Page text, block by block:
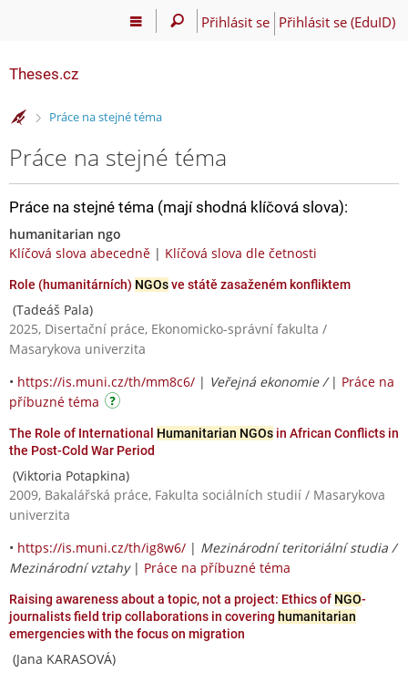
Přihlásit se Přihlásit se (EduID)
Theses.cz
>Práce na stejné téma
Práce na stejné téma
Práce na stejné téma (mají shodná klíčová slova):
humanitarian ngo
Klíčová slova abecedně | Klíčová slova dle četnosti
Role (humanitárních) NGOsve státě zasaženém konfliktem
(Tadeáš Pala)
2025, Disertační práce, Ekonomicko-správní fakulta /
Masarykova univerzita
• https://is.muni.cz/th/mm8c6/ | Veřejná ekonomie / | Práce na
příbuzné téma
The Role of International Humanitarian NGOs in African Conflicts in
the Post-Cold War Period
(Viktoria Potapkina)
2009, Bakalářská práce, Fakulta sociálních studií / Masarykova
univerzita
• https://is.muni.cz/th/ig8w6/ | Mezinárodní teritoriální studia /
Mezinárodní vztahy| Práce na příbuzné téma
Raising awareness about a topic, not a project: Ethics of NGO-
journalists field trip collaborations in covering humanitarian
emergencies with the focus on migration
(Jana KARASOVÁ)